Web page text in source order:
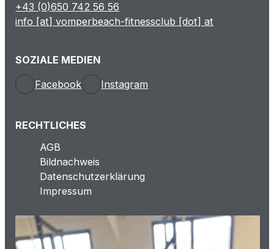
+43 (0)650 742 56 56
info [at] vomperbeach-fitnessclub [dot] at
SOZIALE MEDIEN
Facebook
Instagram
RECHTLICHES
AGB
Bildnachweis
Datenschutzerklärung
Impressum